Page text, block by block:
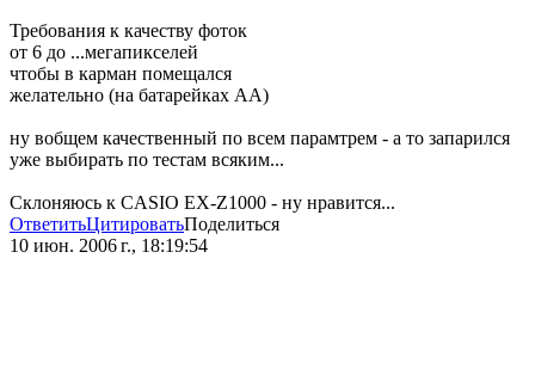
Требования к качеству фоток
от 6 до ...мегапикселей
чтобы в карман помещался
желательно (на батарейках AA)
ну вобщем качественный по всем парамтрем - а то запарился
уже выбирать по тестам всяким...
Склоняюсь к CASIO EX-Z1000 - ну нравится...
ОтветитьЦитироватьПоделиться
10 июн. 2006 г., 18:19:54